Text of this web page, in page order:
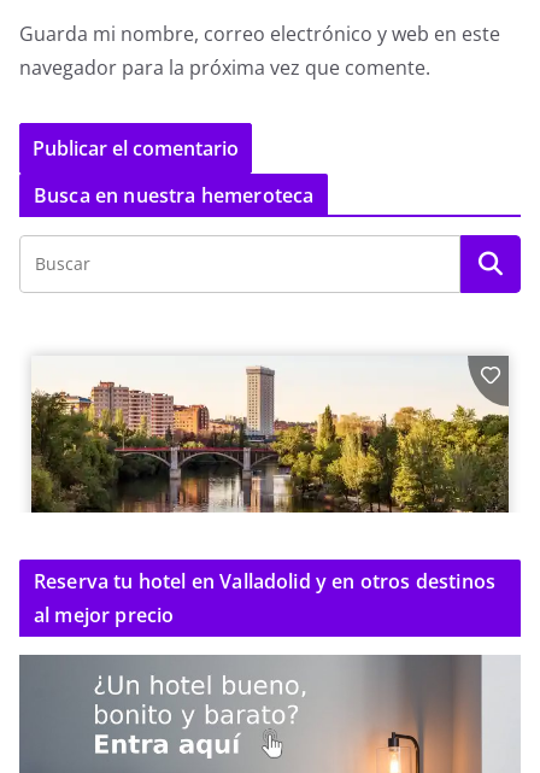
Guarda mi nombre, correo electrónico y web en este
navegador para la próxima vez que comente.
Busca en nuestra hemeroteca
Reserva tu hotel en Valladolid y en otros destinos
al mejor precio